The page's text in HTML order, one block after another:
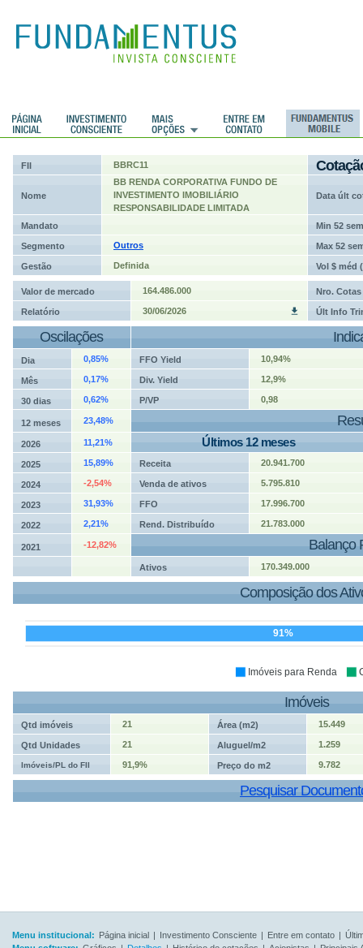
FII BBRC11
Nome
BB RENDA CORPORATIVA FUNDO DE
INVESTIMENTO IMOBILIÁRIO
RESPONSABILIDADE LIMITADA
Data últ
Mandato Min 52 sem
Segmento Outros Max 52
Gestão Definida Vol $ méd
Valor de mercado 164.486.000 Nro. Cotas
Relatório 30/06/2026 Últ Info
Oscilações
Dia 0,85% FFO Yield 10,94%
Mês 0,17% Div. Yield 12,9%
30 dias 0,62% P/VP 0,98
12 meses 23,48%
2026 11,21% Últimos 12 meses
2025 15,89% Receita 20.941.700
2024 -2,54% Venda de ativos 5.795.810
2023 31,93% FFO 17.996.700
2022 2,21% Rend. Distribuído 21.783.000
2021 -12,82% Balanço
Ativos 170.349.000
Composição dos
91%
Imóveis para Renda
Imóveis
Qtd imóveis 21 Área (m2) 15.449
Qtd Unidades 21 Aluguel/m2 1.259
Imóveis/PL do FII 91,9% Preço do m2 9.782
Pesquisar
Menu institucional: Página inicial | Investimento Consciente | Entre em contato |